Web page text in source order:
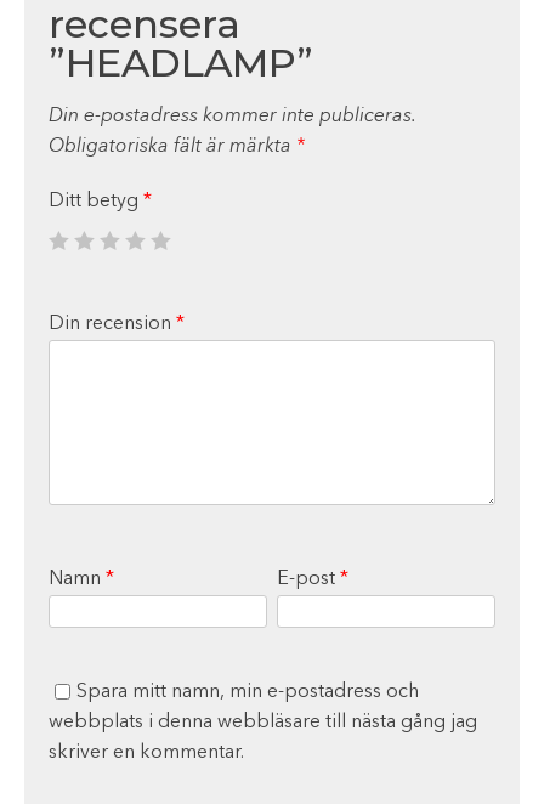
recensera
”HEADLAMP”
Din e-postadress kommer inte publiceras.
Obligatoriska fält är märkta *
Ditt betyg *
Din recension *
Namn * E-post *
Spara mitt namn, min e-postadress och
webbplats i denna webbläsare till nästa gång jag
skriver en kommentar.